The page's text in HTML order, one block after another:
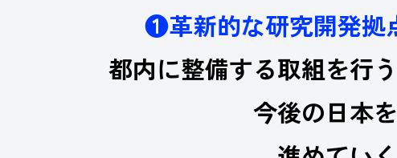
❶革新的な研究開発拠
都内に整備する取組を行
今後の日本